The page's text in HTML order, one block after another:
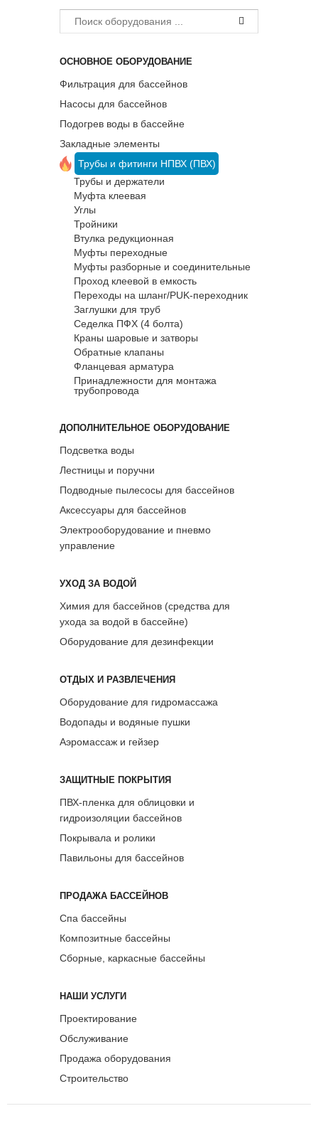
ОСНОВНОЕ ОБОРУДОВАНИЕ
Фильтрация для бассейнов
Насосы для бассейнов
Подогрев воды в бассейне
Закладные элементы
Трубы и фитинги НПВХ (ПВХ)
Трубы и держатели
Муфта клеевая
Углы
Тройники
Втулка редукционная
Муфты переходные
Муфты разборные и соединительные
Проход клеевой в емкость
Переходы на шланг/PUK-переходник
Заглушки для труб
Седелка ПФХ (4 болта)
Краны шаровые и затворы
Обратные клапаны
Фланцевая арматура
Принадлежности для монтажа
трубопровода
ДОПОЛНИТЕЛЬНОЕ ОБОРУДОВАНИЕ
Подсветка воды
Лестницы и поручни
Подводные пылесосы для бассейнов
Аксессуары для бассейнов
Электрооборудование и пневмо
управление
УХОД ЗА ВОДОЙ
Химия для бассейнов (средства для
ухода за водой в бассейне)
Оборудование для дезинфекции
ОТДЫХ И РАЗВЛЕЧЕНИЯ
Оборудование для гидромассажа
Водопады и водяные пушки
Аэромассаж и гейзер
ЗАЩИТНЫЕ ПОКРЫТИЯ
ПВХ-пленка для облицовки и
гидроизоляции бассейнов
Покрывала и ролики
Павильоны для бассейнов
ПРОДАЖА БАССЕЙНОВ
Спа бассейны
Композитные бассейны
Сборные, каркасные бассейны
НАШИ УСЛУГИ
Проектирование
Обслуживание
Продажа оборудования
Строительство